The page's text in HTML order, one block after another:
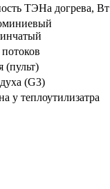
ТЭНа догрева, Вт
(пульт)
(G3)
у теплоутилизатра